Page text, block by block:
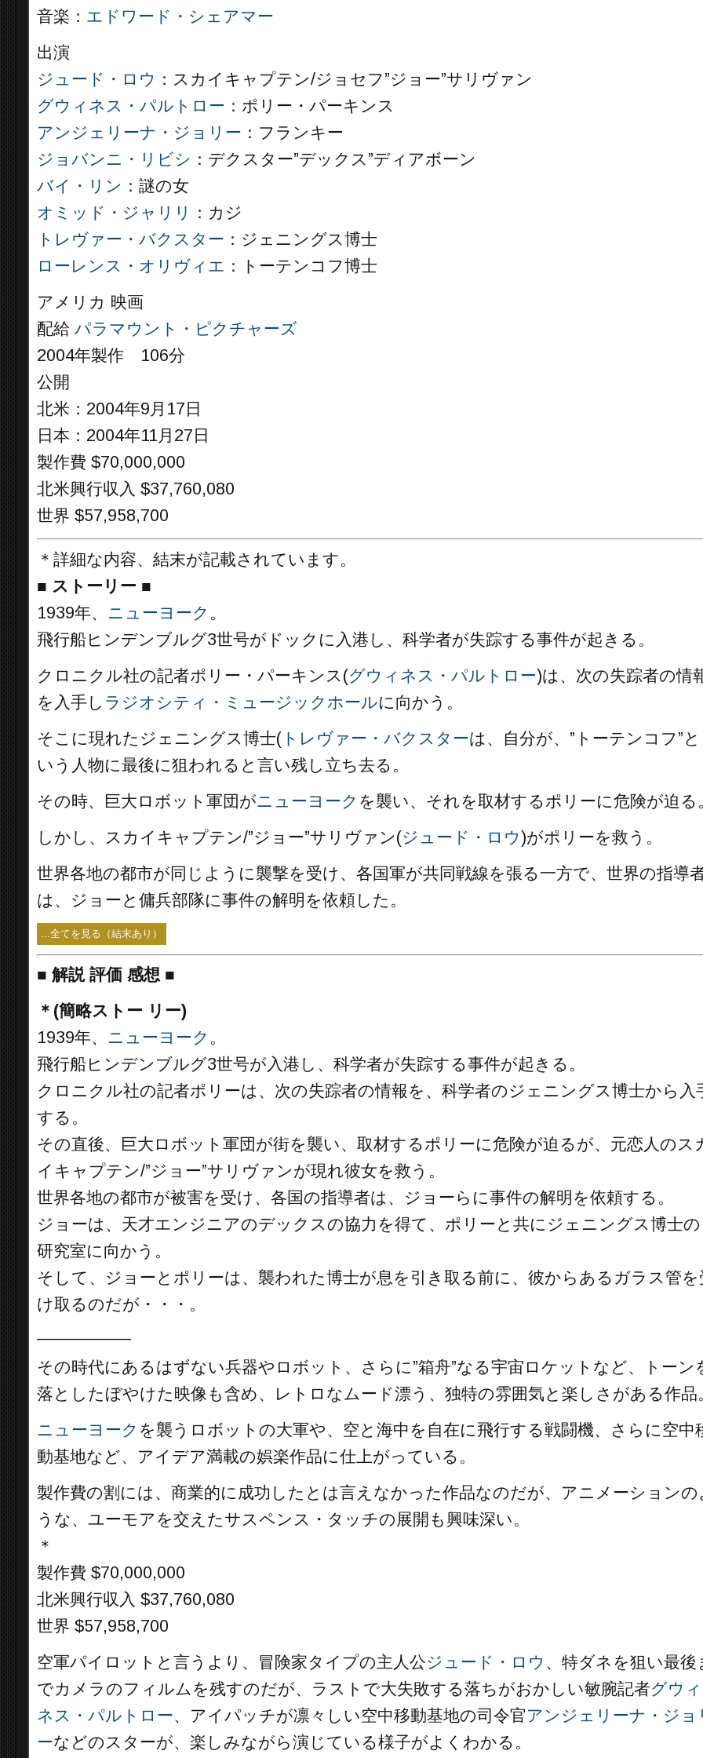
音楽： エドワード・シェアマー
出演
ジュード・ロウ ：スカイキャプテン/ジョセフ”ジョー”サリヴァン
グウィネス・パルトロー ：ポリー・パーキンス
アンジェリーナ・ジョリー ：フランキー
ジョバンニ・リビシ ：デクスター”デックス”ディアボーン
バイ・リン ：謎の女
オミッド・ジャリリ
：カジ
トレヴァー・バクスター ：ジェニングス博士
ローレンス・オリヴィエ ：トーテンコフ博士
アメリカ 映画
配給 パラマウント・ピクチャーズ
2004年製作 106分
公開
北米：2004年9月17日
日本：2004年11月27日
製作費 $70,000,000
北米興行収入 $37,760,080
世界 $57,958,700
＊詳細な内容、結末が記載されています。
■ ストーリー ■
1939年、 ニューヨーク 。
飛行船ヒンデンブルグ3世号がドックに入港し、科学者が失踪する事件が起きる。
クロニクル社の記者ポリー・パーキンス(グウィネス・パルトロー)は、次の失踪者の情
を入手し ラジオシティ・ミュージックホールに向かう。
そこに現れたジェニングス博士( トレヴァー・バクスターは、自分が、”トーテンコフ”と
いう人物に最後に狙われると言い残し立ち去る。
その時、巨大ロボット軍団がニューヨーク を襲い、それを取材するポリーに危険が迫る
しかし、スカイキャプテン/”ジョー”サリヴァン(ジュード・ロウ)がポリーを救う。
世界各地の都市が同じように襲撃を受け、各国軍が共同戦線を張る一方で、世界の指導
は、ジョーと傭兵部隊に事件の解明を依頼した。
...全てを見る（結末あり）
■ 解説 評価 感想 ■
＊(簡略ストー リー)
1939年、 ニューヨーク 。
飛行船ヒンデンブルグ3世号が入港し、科学者が失踪する事件が起きる。
クロニクル社の記者ポリーは、次の失踪者の情報を、科学者のジェニングス博士から入
する。
その直後、巨大ロボット軍団が街を襲い、取材するポリーに危険が迫るが、元恋人のス
イキャプテン/”ジョー”サリヴァンが現れ彼女を救う。
世界各地の都市が被害を受け、各国の指導者は、ジョーらに事件の解明を依頼する。
ジョーは、天才エンジニアのデックスの協力を得て、ポリーと共にジェニングス博士の
研究室に向かう。
そして、ジョーとポリーは、襲われた博士が息を引き取る前に、彼からあるガラス管を
け取るのだが・・・。
その時代にあるはずない兵器やロボット、さらに”箱舟”なる宇宙ロケットなど、トーン
落としたぼやけた映像も含め、レトロなムード漂う、独特の雰囲気と楽しさがある作品
ニューヨーク を襲うロボットの大軍や、空と海中を自在に飛行する戦闘機、さらに空中
動基地など、アイデア満載の娯楽作品に仕上がっている。
製作費の割には、商業的に成功したとは言えなかった作品なのだが、アニメーションの
うな、ユーモアを交えたサスペンス・タッチの展開も興味深い。
＊
製作費 $70,000,000
北米興行収入 $37,760,080
世界 $57,958,700
空軍パイロットと言うより、冒険家タイプの主人公ジュード・ロウ 、特ダネを狙い最後
でカメラのフィルムを残すのだが、ラストで大失敗する落ちがおかしい敏腕記者グウィ
ネス・パルトロー、アイパッチが凛々しい空中移動基地の司令官アンジェリーナ・ジョ
ーなどのスターが、楽しみながら演じている様子がよくわかる。